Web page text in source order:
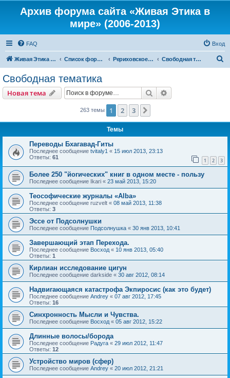
Архив форума сайта «Живая Этика в
мире» (2006-2013)
FAQ Вход
Живая Этика в мире Список форумов Рериховское Движение Свободная тематика
Свободная тематика
Новая тема Поиск
263 темы 1 2 3
Темы
Переводы Бхагавад-Гиты
Последнее сообщение tvitaly1 « 15 июл 2013, 23:13
Ответы: 61 1 2 3
Более 250 "йогических" книг в одном месте - пользу
Последнее сообщение Ikari « 23 май 2013, 15:20
Теософические журналы «Alba»
Последнее сообщение ruzvelt « 08 май 2013, 11:38
Ответы: 3
Эссе от Подсолнушки
Последнее сообщение Подсолнушка « 30 янв 2013, 10:41
Завершающий этап Перехода.
Последнее сообщение Восход « 10 янв 2013, 05:40
Ответы: 1
Кирлиан исследование цигун
Последнее сообщение darkside « 30 авг 2012, 08:14
Надвигающаяся катастрофа Экпиросис (как это будет)
Последнее сообщение Andrey « 07 авг 2012, 17:45
Ответы: 16
Синхронность Мысли и Чувства.
Последнее сообщение Восход « 05 авг 2012, 15:22
Длинные волосы/борода
Последнее сообщение Радуга « 29 июл 2012, 11:47
Ответы: 12
Устройство миров (сфер)
Последнее сообщение Andrey « 20 июл 2012, 21:21